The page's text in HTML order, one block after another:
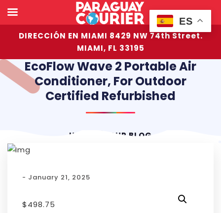
DIRECCIÓN EN MIAMI 8429 NW 74th Street.
MIAMI, FL 33195
EcoFlow Wave 2 Portable Air
Conditioner, For Outdoor
Certified Refurbished
HOME OUR BLOG
- January 21, 2025
$498.75
ES